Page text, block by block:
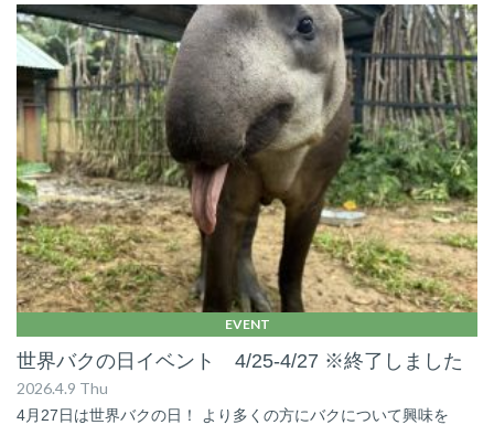
EVENT
世界バクの日イベント 4/25-4/27 ※終了しました
2026.4.9 Thu
4月27日は世界バクの日！ より多くの方にバクについて興味を